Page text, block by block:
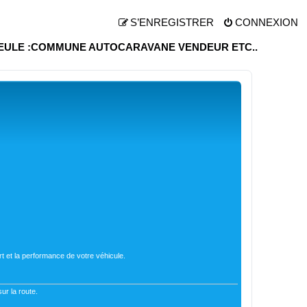
CONNEXION
S’ENREGISTRER
:COMMUNE AUTOCARAVANE VENDEUR ETC..
et la performance de votre véhicule.
la route.